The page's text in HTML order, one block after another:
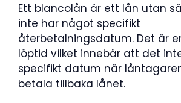
Ett blancolån är ett lån utan
inte har något specifikt
återbetalningsdatum. Det är
löptid vilket innebär att det
specifikt datum när
betala tillbaka lånet.